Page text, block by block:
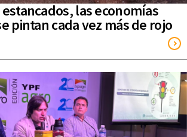
las economías
pintan cada vez más de rojo